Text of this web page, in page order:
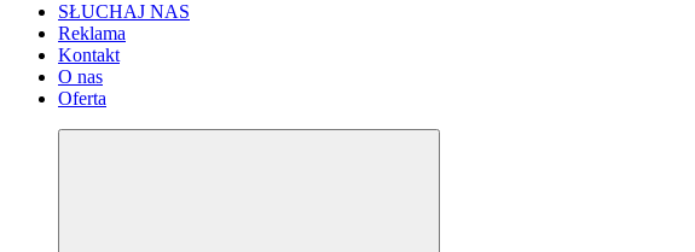
SŁUCHAJ NAS
Reklama
Kontakt
O nas
Oferta